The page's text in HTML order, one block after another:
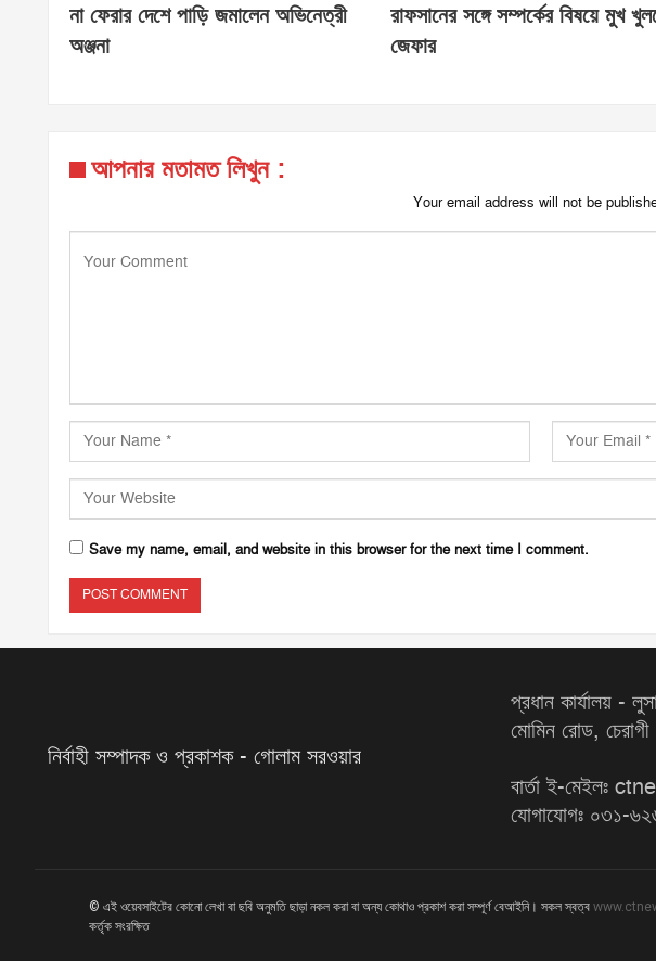
না ফেরার দেশে পাড়ি জমালেন অভিনেত্রী
অঞ্জনা
রাফসানের সঙ্গে সম্পর্কের বিষয়ে মুখ
জেফার
আপনার মতামত লিখুন :
Your email address will not be
Save my name, email, and website in this browser for the next time I comment.
নির্বাহী সম্পাদক ও প্রকাশক - গোলাম সরওয়ার
প্রধান কার্যালয় -
মোমিন রোড, চেরাগী
বার্তা ই-মেইলঃ
যোগাযোগঃ ০৩১-
© এই ওয়েবসাইটের কোনো লেখা বা ছবি অনুমতি ছাড়া নকল করা বা অন্য কোথাও প্রকাশ করা সম্পূর্ণ বেআইনি। সকল স্বত্ব
কর্তৃক সংরক্ষিত